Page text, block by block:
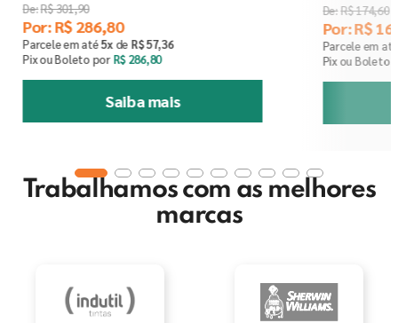
R$301,90
Por:R$286,80
Parcele em até5x de R$57,36
Pix ou Boleto porR$ 286,80
Saiba mais
R$174,60
Por:R$
Parcele em
Pix ou Boleto
Trabalhamos com as melhores
marcas